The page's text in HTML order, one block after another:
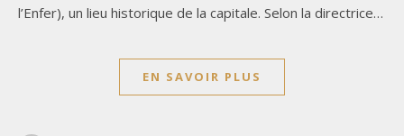
l’Enfer), un lieu historique de la capitale. Selon la directrice…
EN SAVOIR PLUS